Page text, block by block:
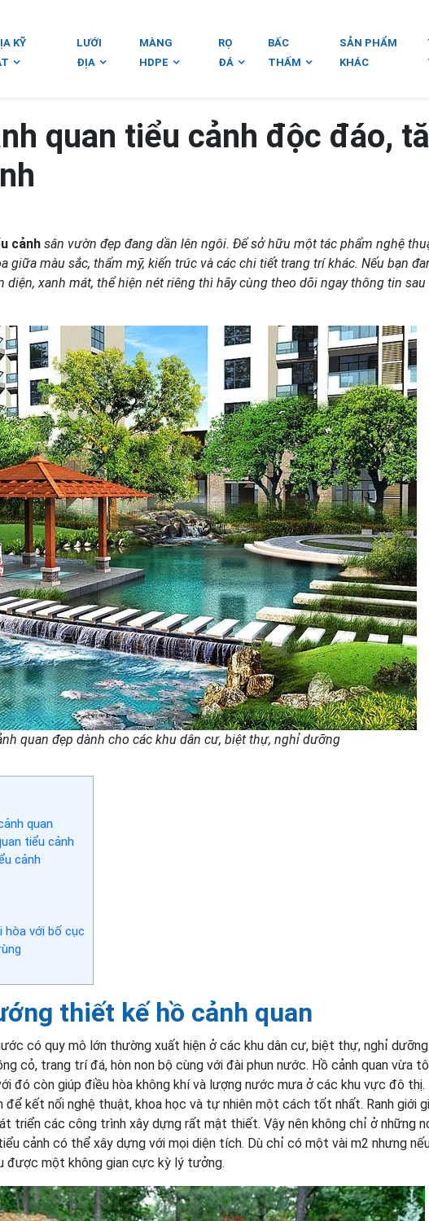
KỸ
LƯỚI
ĐỊA
MÀNG
HDPE
RỌ
ĐÁ
BẤC
THẤM
SẢN PHẨM
KHÁC
quan tiểu cảnh độc đáo,
cảnh sân vườn đẹp đang dần lên ngôi. Để sở hữu một tác phẩm nghệ
giữa màu sắc, thẩm mỹ, kiến trúc và các chi tiết trang trí khác. Nếu bạn
xanh mát, thể hiện nét riêng thì hãy cùng theo dõi ngay thông tin sau
quan đẹp dành cho các khu dân cư, biệt thự, nghỉ dưỡng
quan
tiểu cảnh
cảnh
với bố cục
thiết kế hồ cảnh quan
có quy mô lớn thường xuất hiện ở các khu dân cư, biệt thự, nghỉ dưỡng.
cỏ, trang trí đá, hòn non bộ cùng với đài phun nước. Hồ cảnh quan vừa
đó còn giúp điều hòa không khí và lượng nước mưa ở các khu vực đô thị.
để kết nối nghệ thuật, khoa học và tự nhiên một cách tốt nhất. Ranh giới
triển các công trình xây dựng rất mật thiết. Vậy nên không chỉ ở những
cảnh có thể xây dựng với mọi diện tích. Dù chỉ có một vài m2 nhưng
được một không gian cực kỳ lý tưởng.